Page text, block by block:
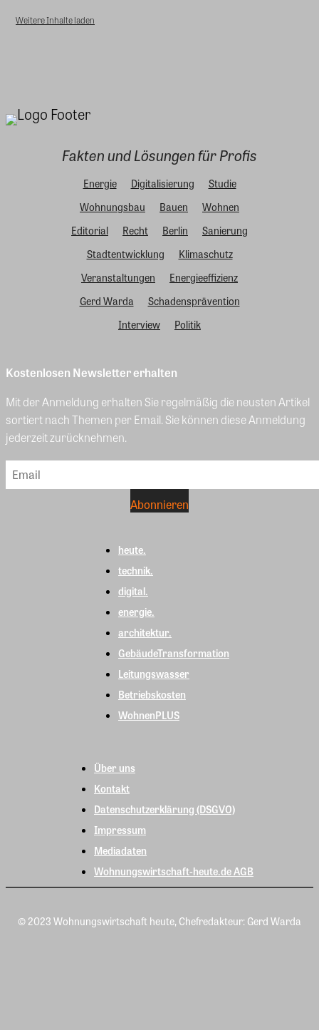
Weitere Inhalte laden
Fakten und Lösungen für Profis
Energie Digitalisierung
Studie
Wohnungsbau
Bauen
Wohnen
Editorial
Recht Berlin
Sanierung
Stadtentwicklung
Klimaschutz
Veranstaltungen
Energieeffizienz
Gerd Warda
Schadensprävention
Interview
Politik
Kostenlosen Newsletter erhalten
Mit der Anmeldung erhalten Sie regelmäßig die neusten Artikel
sortiert nach Themen per Email. Sie können diese Anmeldung
jederzeit zurücknehmen.
heute.
technik.
digital.
energie.
architektur.
GebäudeTransformation
Leitungswasser
Betriebskosten
WohnenPLUS
Über uns
Kontakt
Datenschutzerklärung (DSGVO)
Impressum
Mediadaten
Wohnungswirtschaft-heute.de AGB
© 2023 Wohnungswirtschaft heute, Chefredakteur: Gerd Warda